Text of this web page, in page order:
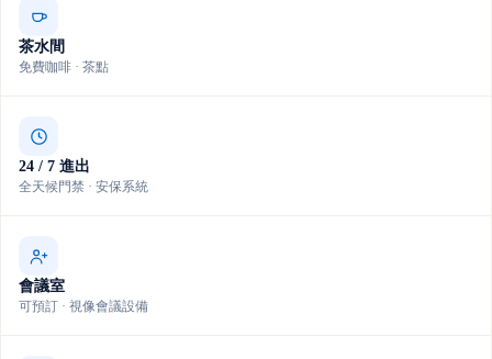
茶水間
免費咖啡 · 茶點
24 / 7 進出
全天候門禁 · 安保系統
會議室
可預訂 · 視像會議設備